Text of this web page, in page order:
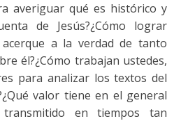
averiguar qué es histórico y
de Jesús?¿Cómo lograr
a la verdad de tanto
él?¿Cómo trabajan ustedes,
para analizar los textos del
valor tiene en el general
en tiempos tan